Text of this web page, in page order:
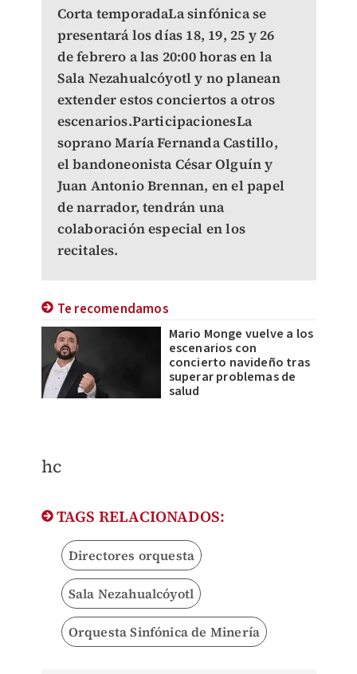
Corta temporadaLa sinfónica se
presentará los días 18, 19, 25 y 26
de febrero a las 20:00 horas en la
Sala Nezahualcóyotl y no planean
extender estos conciertos a otros
escenarios.ParticipacionesLa
soprano María Fernanda Castillo,
el bandoneonista César Olguín y
Juan Antonio Brennan, en el papel
de narrador, tendrán una
colaboración especial en los
recitales.
Te recomendamos
Mario Monge vuelve a los
escenarios con
concierto navideño tras
superar problemas de
salud
hc
TAGS RELACIONADOS:
Directores orquesta
Sala Nezahualcóyotl
Orquesta Sinfónica de Minería